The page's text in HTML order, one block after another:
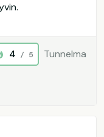
4 / 5 Tunnelma